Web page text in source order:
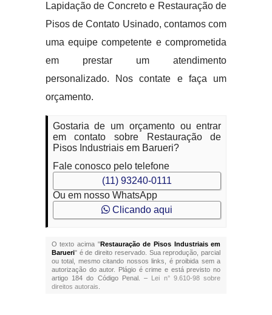
Lapidação de Concreto e Restauração de
Pisos de Contato Usinado, contamos com
uma equipe competente e comprometida
em prestar um atendimento
personalizado. Nos contate e faça um
orçamento.
Gostaria de um orçamento ou entrar
em contato sobre Restauração de
Pisos Industriais em Barueri?
Fale conosco pelo telefone
(11) 93240-0111
Ou em nosso WhatsApp
Clicando aqui
O texto acima "Restauração de Pisos Industriais em
Barueri" é de direito reservado. Sua reprodução, parcial
ou total, mesmo citando nossos links, é proibida sem a
autorização do autor. Plágio é crime e está previsto no
artigo 184 do Código Penal. – Lei n° 9.610-98 sobre
direitos autorais